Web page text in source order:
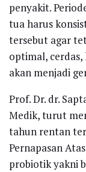
penyakit.
tua harus
tersebut agar
optimal,
akan menjadi
Prof. Dr. dr.
Medik, turut
tahun rentan
Pernapasan
probiotik yakni